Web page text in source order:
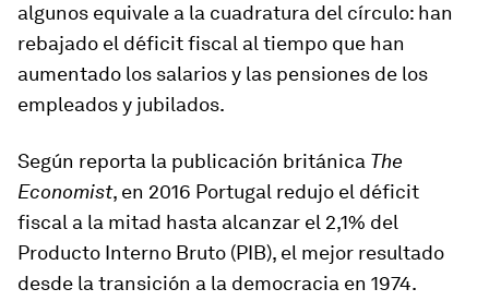
algunos equivale a la cuadratura del círculo: han
rebajado el déficit fiscal al tiempo que han
aumentado los salarios y las pensiones de los
empleados y jubilados.
Según reporta la publicación británica The
Economist, en 2016 Portugal redujo el déficit
fiscal a la mitad hasta alcanzar el 2,1% del
Producto Interno Bruto (PIB), el mejor resultado
desde la transición a la democracia en 1974.